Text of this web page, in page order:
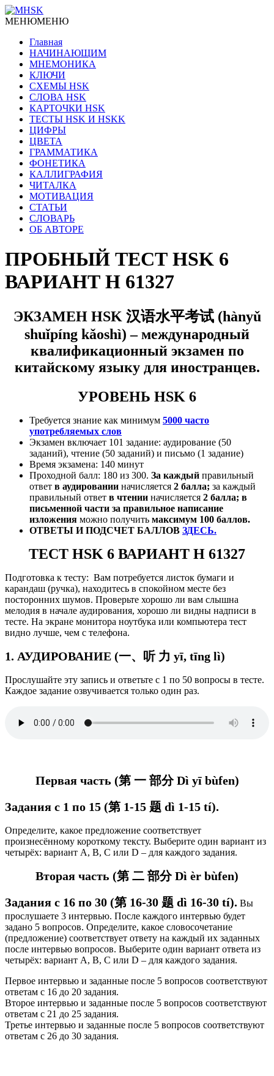
МЕНЮМЕНЮ
Главная
НАЧИНАЮЩИМ
МНЕМОНИКА
КЛЮЧИ
СХЕМЫ HSK
СЛОВА HSK
КАРТОЧКИ HSK
ТЕСТЫ HSK И HSKK
ЦИФРЫ
ЦВЕТА
ГРАММАТИКА
ФОНЕТИКА
КАЛЛИГРАФИЯ
ЧИТАЛКА
МОТИВАЦИЯ
СТАТЬИ
СЛОВАРЬ
ОБ АВТОРЕ
ПРОБНЫЙ ТЕСТ HSK 6
ВАРИАНТ H 61327
ЭКЗАМЕН HSK 汉语水平考试(hànyǔ
shuǐpíng kǎoshì) –международный
квалификационный экзамен по
китайскому языку для иностранцев.
УРОВЕНЬ HSK 6
Требуется знание как минимум 5000 часто
употребляемых слов
Экзамен включает 101 задание: аудирование (50
заданий), чтение (50 заданий) и письмо (1 задание)
Время экзамена: 140 минут
Проходной балл: 180 из 300. За каждый правильный
ответ в аудировании начисляется 2 балла; за каждый
правильный ответ в чтении начисляется 2 балла; в
письменной части за правильное написание
изложения можно получить максимум 100 баллов.
ОТВЕТЫ И ПОДСЧЕТ БАЛЛОВ ЗДЕСЬ.
ТЕСТ HSK 6 ВАРИАНТ H 61327
Подготовка к тесту: Вам потребуется листок бумаги и
карандаш (ручка), находитесь в спокойном месте без
посторонних шумов. Проверьте хорошо ли вам слышна
мелодия в начале аудирования, хорошо ли видны надписи в
тесте. На экране монитора ноутбука или компьютера тест
видно лучше, чем с телефона.
1. АУДИРОВАНИЕ (一、听 力 yī, tīng lì)
Прослушайте эту запись и ответьте с 1 по 50 вопросы в тесте.
Каждое задание озвучивается только один раз.
Первая часть (第 一 部分 Dì yī bùfen)
Задания с 1 по 15 (第 1-15 题 dì 1-15 tí).
Определите, какое предложение соответствует
произнесённому короткому тексту. Выберите один вариант из
четырёх: вариант А, В, C или D – для каждого задания.
Вторая часть (第 二 部分 Dì èr bùfen)
Задания с 16 по 30 (第 16-30 题 dì 16-30 tí). Вы
прослушаете 3 интервью. После каждого интервью будет
задано 5 вопросов. Определите, какое словосочетание
(предложение) соответствует ответу на каждый их заданных
после интервью вопросов. Выберите один вариант ответа из
четырёх: вариант А, В, C или D – для каждого задания.
Первое интервью и заданные после 5 вопросов соответствуют
ответам с 16 до 20 задания.
Второе интервью и заданные после 5 вопросов соответствуют
ответам с 21 до 25 задания.
Третье интервью и заданные после 5 вопросов соответствуют
ответам с 26 до 30 задания.